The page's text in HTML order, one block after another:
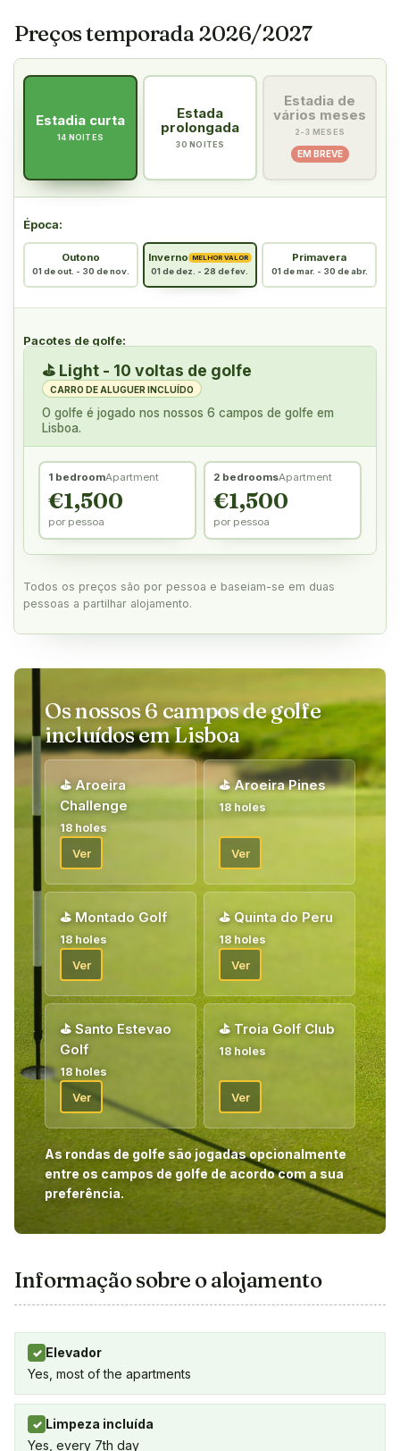
Preços temporada 2026/2027
Estadia curta
14 NOITES
Estada
prolongada
30 NOITES
Estadia de
vários meses
2-3 MESES
EM BREVE
Época:
Outono
01 de out. - 30 de nov.
Inverno MELHOR VALOR
01 de dez. - 28 de fev.
Primavera
01 de mar. - 30 de abr.
Pacotes de golfe:
⛳ Light - 10 voltas de golfe
CARRO DE ALUGUER INCLUÍDO
O golfe é jogado nos nossos 6 campos de golfe em
Lisboa.
1 bedroomApartment
€1,500
por pessoa
2 bedroomsApartment
€1,500
por pessoa
Todos os preços são por pessoa e baseiam-se em duas
pessoas a partilhar alojamento.
Os nossos 6 campos de golfe
incluídos em Lisboa
⛳Aroeira
Challenge
18 holes
Ver
⛳ Aroeira Pines
18 holes
Ver
⛳ Montado Golf
18 holes
Ver
⛳ Quinta do Peru
18 holes
Ver
⛳ Santo Estevao
Golf
18 holes
Ver
⛳ Troia Golf Club
18 holes
Ver
As rondas de golfe são jogadas opcionalmente
entre os campos de golfe de acordo com a sua
preferência.
Informação sobre o alojamento
✓ Elevador
Yes, most of the apartments
✓ Limpeza incluída
Yes, every 7th day